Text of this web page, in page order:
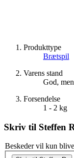
Produkttype
Brætspil
Varens stand
God,
Forsendelse
1 - 2 kg
Skriv til Steffen
Beskeder vil kun